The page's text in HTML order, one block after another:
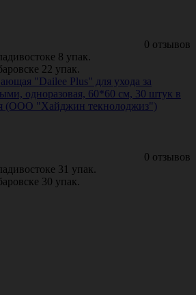
0 отзывов
8 упак.
22 упак.
"Dailee Plus" для ухода за
одноразовая, 60*60 см, 30 штук в
(ООО "Хайджин текнолоджиз")
0 отзывов
31 упак.
30 упак.